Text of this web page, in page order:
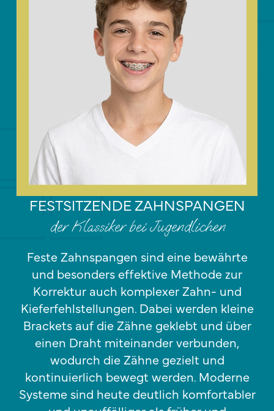
FESTSITZENDE ZAHNSPANGEN
der Klassiker bei Jugendlichen
Feste Zahnspangen sind eine bewährte
und besonders effektive Methode zur
Korrektur auch komplexer Zahn- und
Kieferfehlstellungen. Dabei werden kleine
Brackets auf die Zähne geklebt und über
einen Draht miteinander verbunden,
wodurch die Zähne gezielt und
kontinuierlich bewegt werden. Moderne
Systeme sind heute deutlich komfortabler